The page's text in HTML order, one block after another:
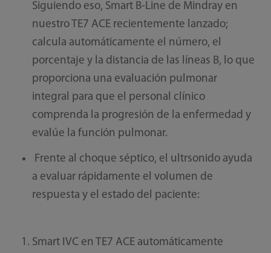
Siguiendo eso, Smart B-Line de Mindray en
nuestro TE7 ACE recientemente lanzado;
calcula automáticamente el número, el
porcentaje y la distancia de las líneas B, lo que
proporciona una evaluación pulmonar
integral para que el personal clínico
comprenda la progresión de la enfermedad y
evalúe la función pulmonar.
Frente al choque séptico, el ultrsonido ayuda
a evaluar rápidamente el volumen de
respuesta y el estado del paciente:
Smart IVC en TE7 ACE automáticamente